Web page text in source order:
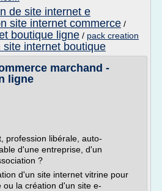
de site internet e
site internet commerce /
boutique ligne / pack creation
site internet boutique
marchand -
ligne
profession libérale, auto-
d'une entreprise, d'un
?
d'un site internet vitrine pour
ou la création d'un site e-